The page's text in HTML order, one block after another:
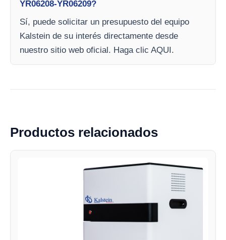
YR06208-YR06209?
Sí, puede solicitar un presupuesto del equipo
Kalstein de su interés directamente desde
nuestro sitio web oficial. Haga clic AQUI.
Productos relacionados